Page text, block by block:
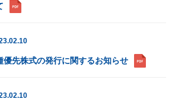
先株式の発行に関するお知らせ